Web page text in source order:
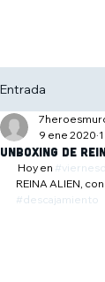
Entrada
Unboxing de
9 ene 2020
Hoy en
REINA ALIEN,
#descajamiento